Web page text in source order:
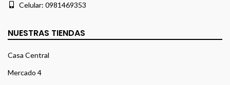
Celular: 0981469353
NUESTRAS TIENDAS
Casa Central
Mercado 4